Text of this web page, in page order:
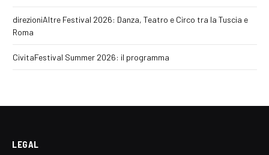
direzioniAltre Festival 2026: Danza, Teatro e Circo tra la Tuscia e
Roma
CivitaFestival Summer 2026: il programma
LEGAL